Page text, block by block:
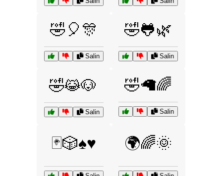
🤣🎈🎊
Salin
🤣🐸🌿
Salin
🤣😹🐶
Salin
🤣🦙🌈
Salin
🃏🎲♠️♥️ 🌍🌈🌞